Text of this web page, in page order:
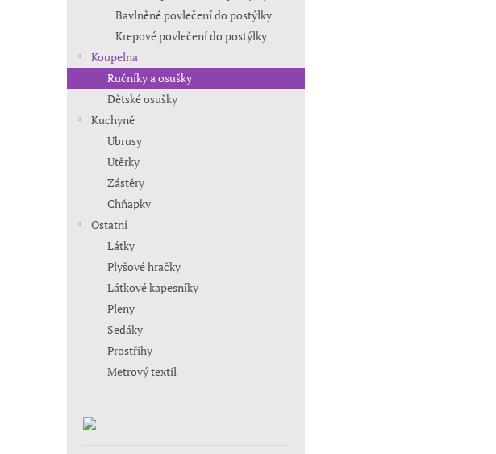
Bavlněné povlečení do postýlky
Krepové povlečení do postýlky
Koupelna
Ručníky a osušky
Dětské osušky
Kuchyně
Ubrusy
Utěrky
Zástěry
Chňapky
Ostatní
Látky
Plyšové hračky
Látkové kapesníky
Pleny
Sedáky
Prostřihy
Metrový textil